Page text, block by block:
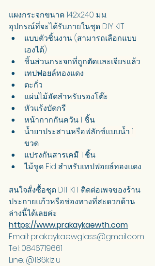
แผงกระจกขนาด 142x240 มม.
อุปกรณ์ที่จะได้รับภายในชุด DIY KIT
แบบตัวชิ้นงาน (สามารถเลือกแบบ
เองได้)
ชิ้นส่วนกระจกที่ถูกตัดและเจียรแล้ว
เทปฟอยล์ทองแดง
ตะกั่ว
แผ่นไม้อัดสำหรับรองโต๊ะ
หัวแร้งบัดกรี
หน้ากากกันควัน 1 ชิ้น
น้ำยาประสานหรือฟลักซ์แบบน้ำ 1
ขวด
แปรงกันสารเคมี 1 ชิ้น
ไม้ขูด Fid สำหรับเทปฟอยล์ทองแดง
สนใจสั่งซื้อชุด DIT KIT ติดต่อเพจของร้าน
ประกายแก้วหรือช่องทางที่สะดวกด้าน
ล่างนี้ได้เลยค่ะ
https://www.prakaykaewth.com
Email: prakaykaewglass@gmail.com
Tel: 0846719661
Line: @186klzlu